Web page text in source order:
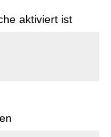
aktiviert ist